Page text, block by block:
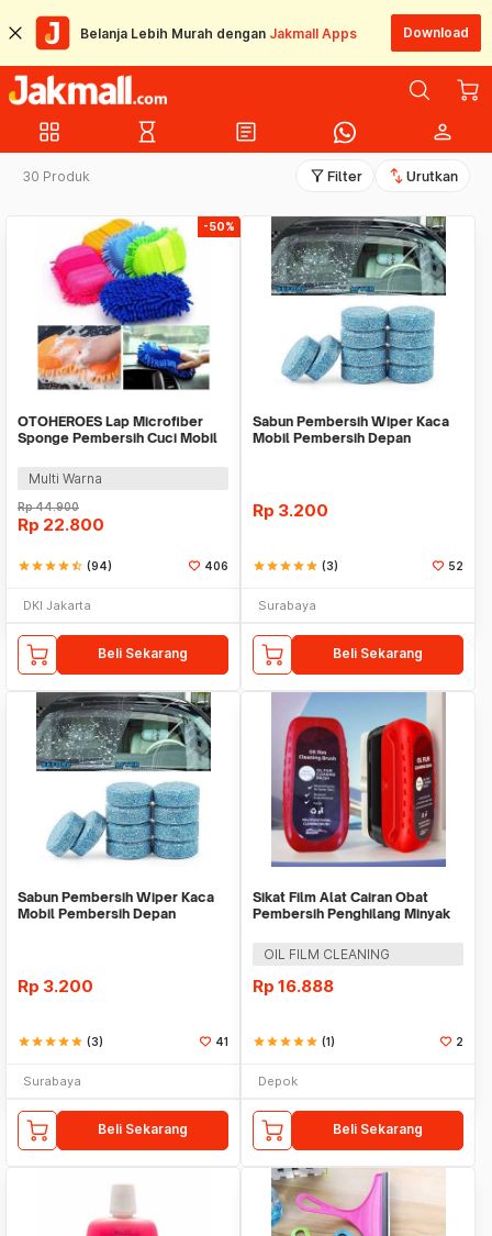
Belanja Lebih Murah dengan Jakmall Apps Download
grid_view hourglass_empty article person
30 Produk filter_alt Filter swap_vert Urutkan
-50%
OTOHEROES Lap Microfiber
Sponge Pembersih Cuci Mobil
Multi Warna
Rp44.900
Rp 22.800
starstarstarstarstar_half (94) 406
DKI Jakarta
Beli Sekarang
Sabun Pembersih Wiper Kaca
Mobil Pembersih Depan
Rp 3.200
starstarstarstarstar (3) 52
Surabaya
Beli Sekarang
Sabun Pembersih Wiper Kaca
Mobil Pembersih Depan
Rp 3.200
starstarstarstarstar (3) 41
Surabaya
Beli Sekarang
Sikat Film Alat Cairan Obat
Pembersih Penghilang Minyak
OIL FILM CLEANING
Rp 16.888
starstarstarstarstar (1) 2
Depok
Beli Sekarang